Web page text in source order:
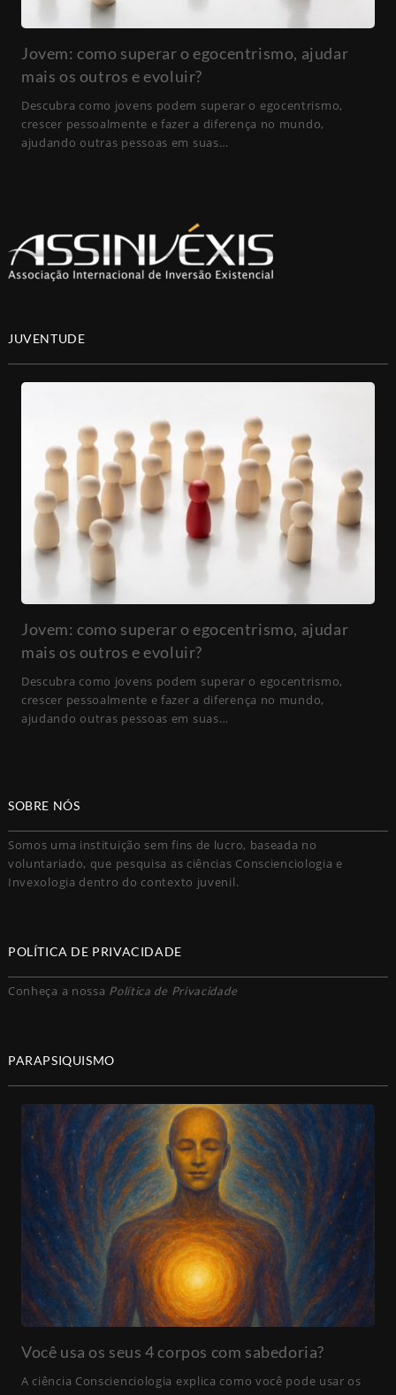
Jovem: como superar o egocentrismo, ajudar
mais os outros e evoluir?
Descubra como jovens podem superar o egocentrismo,
crescer pessoalmente e fazer a diferença no mundo,
ajudando outras pessoas em suas…
JUVENTUDE
Jovem: como superar o egocentrismo, ajudar
mais os outros e evoluir?
Descubra como jovens podem superar o egocentrismo,
crescer pessoalmente e fazer a diferença no mundo,
ajudando outras pessoas em suas…
SOBRE NÓS
Somos uma instituição sem fins de lucro, baseada no
voluntariado, que pesquisa as ciências Conscienciologia e
Invexologia dentro do contexto juvenil.
POLÍTICA DE PRIVACIDADE
Conheça a nossa Política de Privacidade
PARAPSIQUISMO
Você usa os seus 4 corpos com sabedoria?
A ciência Conscienciologia explica como você pode usar os